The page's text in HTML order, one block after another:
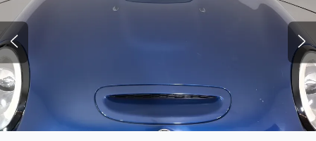
Turbo
Turbo
Gasolina
Combustible
Combustión
Tipo de motor